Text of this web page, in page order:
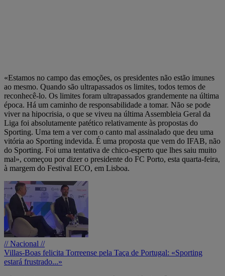
«Estamos no campo das emoções, os presidentes não estão imunes
ao mesmo. Quando são ultrapassados os limites, todos temos de
reconhecê-lo. Os limites foram ultrapassados grandemente na última
época. Há um caminho de responsabilidade a tomar. Não se pode
viver na hipocrisia, o que se viveu na última Assembleia Geral da
Liga foi absolutamente patético relativamente às propostas do
Sporting. Uma tem a ver com o canto mal assinalado que deu uma
vitória ao Sporting indevida. É uma proposta que vem do IFAB, não
do Sporting. Foi uma tentativa de chico-esperto que lhes saiu muito
mal», começou por dizer o presidente do FC Porto, esta quarta-feira,
à margem do Festival ECO, em Lisboa.
// Nacional //
Villas-Boas felicita Torreense pela Taça de Portugal: «Sporting
estará frustrado...»